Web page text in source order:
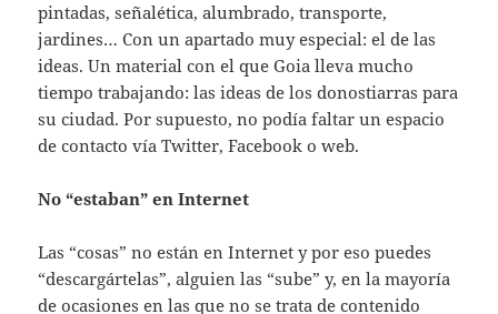
pintadas, señalética, alumbrado, transporte,
jardines… Con un apartado muy especial: el de las
ideas. Un material con el que Goia lleva mucho
tiempo trabajando: las ideas de los donostiarras para
su ciudad. Por supuesto, no podía faltar un espacio
de contacto vía Twitter, Facebook o web.
No “estaban” en Internet
Las “cosas” no están en Internet y por eso puedes
“descargártelas”, alguien las “sube” y, en la mayoría
de ocasiones en las que no se trata de contenido